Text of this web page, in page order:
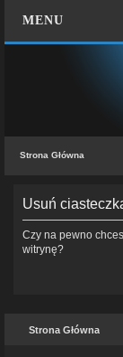
MENU
Zespół
FAQ
ZALOGUJ SIĘ
Strona Główna
Usuń
Czy na pewno
witrynę?
Strona Główna